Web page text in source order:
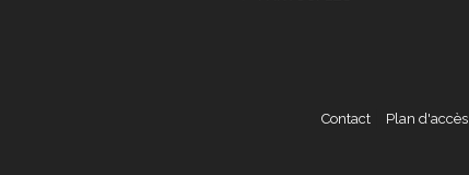
Contact Plan d'accès